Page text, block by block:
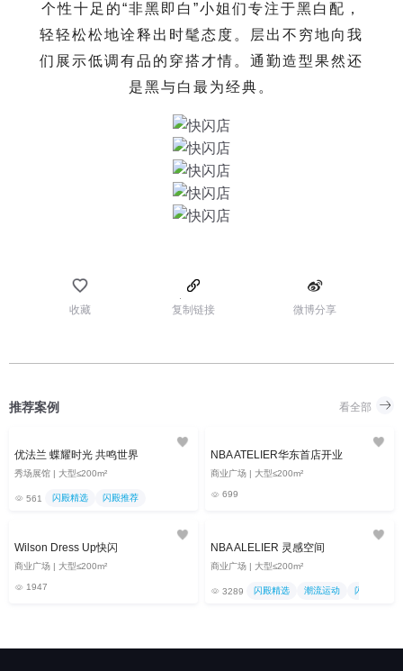
个性十足的“非黑即白”小姐们专注于黑白配，
轻轻松松地诠释出时髦态度。层出不穷地向我
们展示低调有品的穿搭才情。通勤造型果然还
是黑与白最为经典。
收藏 复制链接 微博分享
推荐案例 看全部
优法兰 蝶耀时光 共鸣世界
秀场展馆 | 大型≤200m²
561 闪殿精选 闪殿推荐
NBA ATELIER华东首店开业
商业广场 | 大型≤200m²
699
Wilson Dress Up快闪
商业广场 | 大型≤200m²
1947
NBA ALELIER 灵感空间
商业广场 | 大型≤200m²
3289 闪殿精选 潮流运动 闪殿推荐